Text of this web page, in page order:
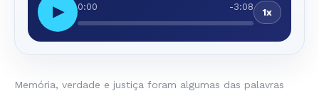
▶ 0:00 -3:08 1x
Memória, verdade e justiça foram algumas das palavras